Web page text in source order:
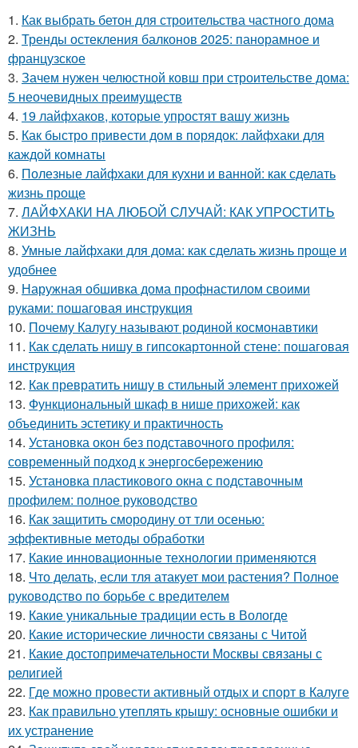
1. Как выбрать бетон для строительства частного дома
2. Тренды остекления балконов 2025: панорамное и
французское
3. Зачем нужен челюстной ковш при строительстве дома:
5 неочевидных преимуществ
4. 19 лайфхаков, которые упростят вашу жизнь
5. Как быстро привести дом в порядок: лайфхаки для
каждой комнаты
6. Полезные лайфхаки для кухни и ванной: как сделать
жизнь проще
7. ЛАЙФХАКИ НА ЛЮБОЙ СЛУЧАЙ: КАК УПРОСТИТЬ
ЖИЗНЬ
8. Умные лайфхаки для дома: как сделать жизнь проще и
удобнее
9. Наружная обшивка дома профнастилом своими
руками: пошаговая инструкция
10. Почему Калугу называют родиной космонавтики
11. Как сделать нишу в гипсокартонной стене: пошаговая
инструкция
12. Как превратить нишу в стильный элемент прихожей
13. Функциональный шкаф в нише прихожей: как
объединить эстетику и практичность
14. Установка окон без подставочного профиля:
современный подход к энергосбережению
15. Установка пластикового окна с подставочным
профилем: полное руководство
16. Как защитить смородину от тли осенью:
эффективные методы обработки
17. Какие инновационные технологии применяются
18. Что делать, если тля атакует мои растения? Полное
руководство по борьбе с вредителем
19. Какие уникальные традиции есть в Вологде
20. Какие исторические личности связаны с Читой
21. Какие достопримечательности Москвы связаны с
религией
22. Где можно провести активный отдых и спорт в Калуге
23. Как правильно утеплять крышу: основные ошибки и
их устранение